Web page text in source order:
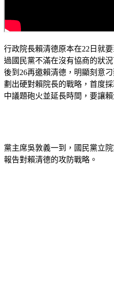
行政院長賴清德原本在22日就
過國民黨不滿在沒有協商的狀
後到26再邀賴清德，明顯刻意
劃出硬對賴院長的戰略，首度
中議題砲火並延長時間，要讓
黨主席吳敦義一到，國民黨立
報告對賴清德的攻防戰略。